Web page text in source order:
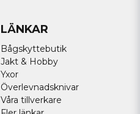
LÄNKAR
Bågskyttebutik
Jakt & Hobby
Yxor
Överlevnadsknivar
Våra tillverkare